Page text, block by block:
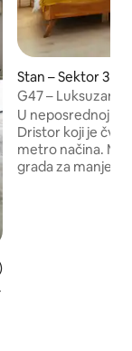
ocjena: 5/5,
Stan – Sektor 3
G47 – Luksuzan i
inspiriran
U neposrednoj
Dristor koji je
metro načina.
grada za manje